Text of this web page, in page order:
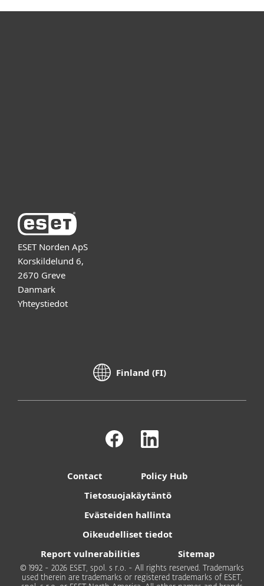
ESET Norden ApS
Korskildelund 6,
2670 Greve
Danmark
Yhteystiedot
Finland (FI)
Contact
Policy Hub
Tietosuojakäytäntö
Evästeiden hallinta
Oikeudelliset tiedot
Report vulnerabilities
Sitemap
© 1992 - 2026 ESET, spol. s r.o. - All rights reserved. Trademarks
used therein are trademarks or registered trademarks of ESET,